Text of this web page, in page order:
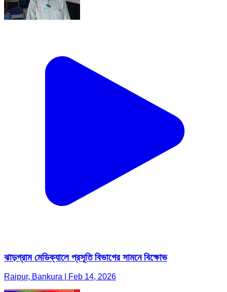
ঝাড়গ্রাম মেডিক্যালে প্রসূতি বিভাগের সামনে বিক্ষোভ
Raipur, Bankura | Feb 14, 2026